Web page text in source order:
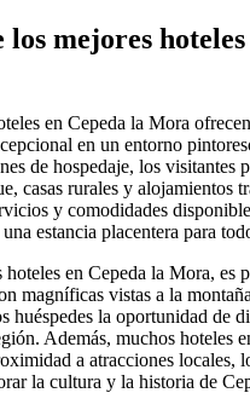
los mejores
en Cepeda la Mora
en un entorno
de hospedaje, los visitantes
casas rurales y alojamientos
y comodidades
estancia placentera para
en Cepeda la Mora, es
magníficas vistas a la
huéspedes la oportunidad de
Además, muchos hoteles
a atracciones locales,
la cultura y la historia de